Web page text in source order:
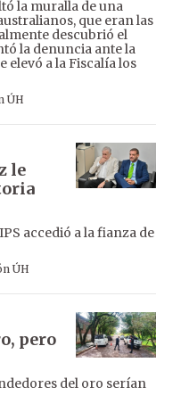
la muralla de una
que eran las
descubrió el
la denuncia ante la
elevó a la Fiscalía los
ÚH
le
accedió a la fianza de
ÚH
pero
del oro serían